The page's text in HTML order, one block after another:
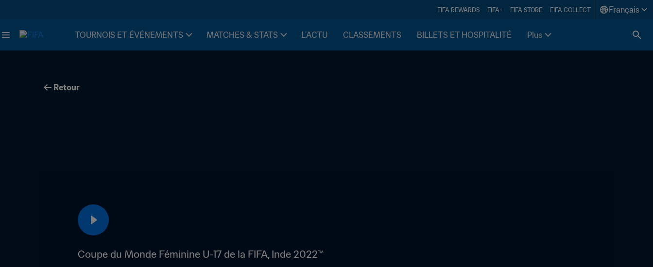
FIFA REWARDS FIFA+ FIFA STORE FIFA COLLECT Français
TOURNOIS ET ÉVÉNEMENTS MATCHES & STATS L'ACTU CLASSEMENTS BILLETS ET HOSPITALITÉ Plus
Retour
Coupe du Monde Féminine U-17 de la FIFA, Inde 2022™